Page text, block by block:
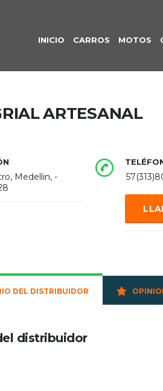
INICIO CARROS MOTOS
ARTESANAL
Medellin, -
DEL DISTRIBUIDOR
distribuidor